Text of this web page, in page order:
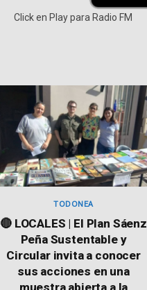
Click en Play para Radio FM
TODONEA
🔴 LOCALES | El Plan Sáenz
Peña Sustentable y
Circular invita a conocer
sus acciones en una
muestra abierta a la